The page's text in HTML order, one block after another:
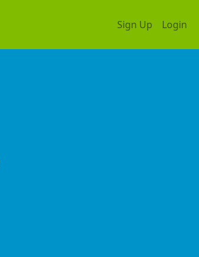
Sign Up Login